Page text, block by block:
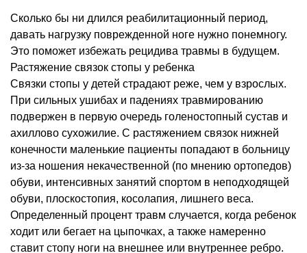
Сколько бы ни длился реабилитационный период,
давать нагрузку поврежденной ноге нужно понемногу.
Это поможет избежать рецидива травмы в будущем.
Растяжение связок стопы у ребенка
Связки стопы у детей страдают реже, чем у взрослых.
При сильных ушибах и падениях травмированию
подвержен в первую очередь голеностопный сустав и
ахиллово сухожилие. С растяжением связок нижней
конечности маленькие пациенты попадают в больницу
из-за ношения некачественной (по мнению ортопедов)
обуви, интенсивных занятий спортом в неподходящей
обуви, плоскостопия, косолапия, лишнего веса.
Определенный процент травм случается, когда ребенок
ходит или бегает на цыпочках, а также намеренно
ставит стопу ноги на внешнее или внутреннее ребро.